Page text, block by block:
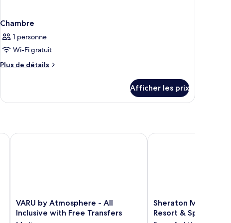
Chambre
1 personne
Wi-Fi gratuit
Plus de détails
Plus
Chambre
Afficher les prix
VARU
by
VARU by Atmosphere - All
Inclusive with Free Transfers
VARU by Atmosphere - All Inclusive with Free Transfers
Sheraton
Maldives
Sheraton Maldives
Resort & Spa
Sheraton Maldives